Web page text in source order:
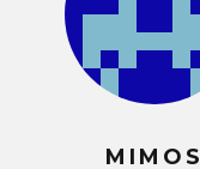
MIMOS